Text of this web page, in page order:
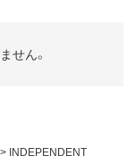
せん。
INDEPENDENT